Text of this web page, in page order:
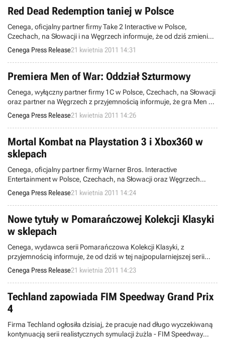
Red Dead Redemption taniej w Polsce
Cenega, oficjalny partner firmy Take 2 Interactive w Polsce,
Czechach, na Słowacji i na Węgrzech informuje, że od dziś zmienia
się sugerowana cena detaliczna w Polsce dla gry Red Dead
Redemption na konsole Playstation 3 i Xbox360.
Cenega Press Release21 kwietnia 2011 14:31
Premiera Men of War: Oddział Szturmowy
Cenega, wyłączny partner firmy 1C w Polsce, Czechach, na Słowacji
oraz partner na Węgrzech z przyjemnością informuje, że gra Men of
War: Oddział Szturmowy już jutro trafi na półki sklepowe w całej
Polsce. Gracze dostają szansę by doświadczyć wiernie
odwzorowanych realiów pola walki największego konfliktu w
dziejach ludzkości.
Cenega Press Release21 kwietnia 2011 14:26
Mortal Kombat na Playstation 3 i Xbox360 w
sklepach
Cenega, oficjalny partner firmy Warner Bros. Interactive
Entertainment w Polsce, Czechach, na Słowacji oraz Węgrzech
informuje, że Mortal Kombat – jedna z najbardziej brutalnych gier
obecnych czasów – zgodnie z planem pojawiła się dziś w polskich
sklepach, równocześnie z europejską premierą!
Cenega Press Release21 kwietnia 2011 14:24
Nowe tytuły w Pomarańczowej Kolekcji Klasyki
w sklepach
Cenega, wydawca serii Pomarańczowa Kolekcji Klasyki, z
przyjemnością informuje, że od dziś w tej najpopularniejszej serii
wydawniczej w Polsce dostępne są trzy nowe tytuły: Batman Arkham
Asylum, Divinity II: Ego Draconis oraz Resident Evil 5!
Cenega Press Release21 kwietnia 2011 14:23
Techland zapowiada FIM Speedway Grand Prix
4
Firma Techland ogłosiła dzisiaj, że pracuje nad długo wyczekiwaną
kontynuacją serii realistycznych symulacji żużla - FIM Speedway